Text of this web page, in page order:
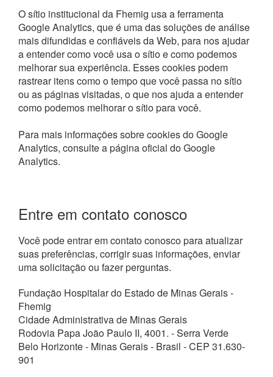
O sítio institucional da Fhemig usa a ferramenta
Google Analytics, que é uma das soluções de análise
mais difundidas e confiáveis da Web, para nos ajudar
a entender como você usa o sítio e como podemos
melhorar sua experiência. Esses cookies podem
rastrear itens como o tempo que você passa no sítio
ou as páginas visitadas, o que nos ajuda a entender
como podemos melhorar o sítio para você.
Para mais informações sobre cookies do Google
Analytics, consulte a página oficial do Google
Analytics.
Entre em contato conosco
Você pode entrar em contato conosco para atualizar
suas preferências, corrigir suas informações, enviar
uma solicitação ou fazer perguntas.
Fundação Hospitalar do Estado de Minas Gerais ‑
Fhemig
Cidade Administrativa de Minas Gerais
Rodovia Papa João Paulo II, 4001. - Serra Verde
Belo Horizonte - Minas Gerais - Brasil - CEP 31.630-
901